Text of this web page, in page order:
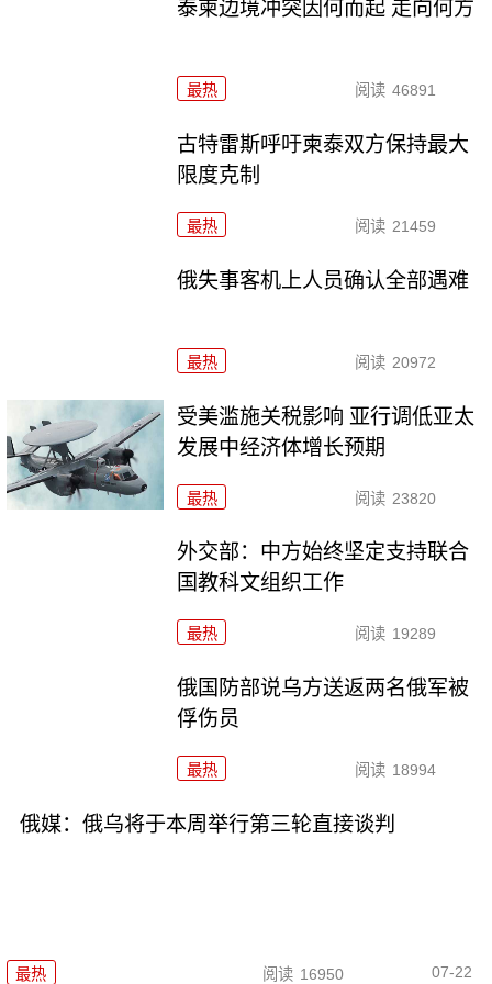
泰柬边境冲突因何而起 走向何方
最热 阅读 46891
古特雷斯呼吁柬泰双方保持最大
限度克制
最热 阅读 21459
俄失事客机上人员确认全部遇难
最热 阅读 20972
受美滥施关税影响 亚行调低亚太
发展中经济体增长预期
最热 阅读 23820
外交部：中方始终坚定支持联合
国教科文组织工作
最热 阅读 19289
俄国防部说乌方送返两名俄军被
俘伤员
最热 阅读 18994
俄媒：俄乌将于本周举行第三轮直接谈判
最热 阅读 16950 07-22